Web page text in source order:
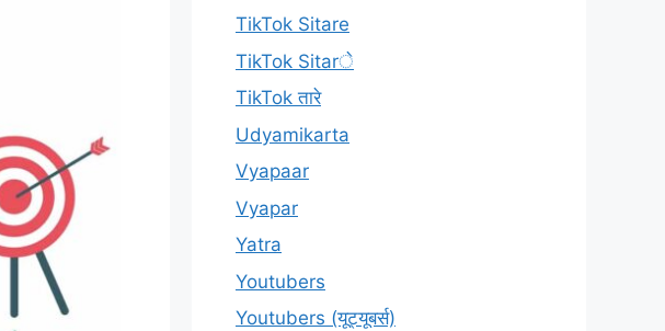
TikTok Sitare
TikTok Sitarे
TikTok तारे
Udyamikarta
Vyapaar
Vyapar
Yatra
Youtubers
Youtubers (यूट्यूबर्स)